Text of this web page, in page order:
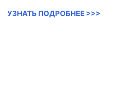
УЗНАТЬ ПОДРОБНЕЕ >>>